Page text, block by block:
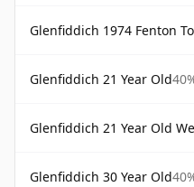
Glenfiddich 1974 Fenton
Glenfiddich 21 Year Old
Glenfiddich 21 Year Old
Glenfiddich 30 Year Old